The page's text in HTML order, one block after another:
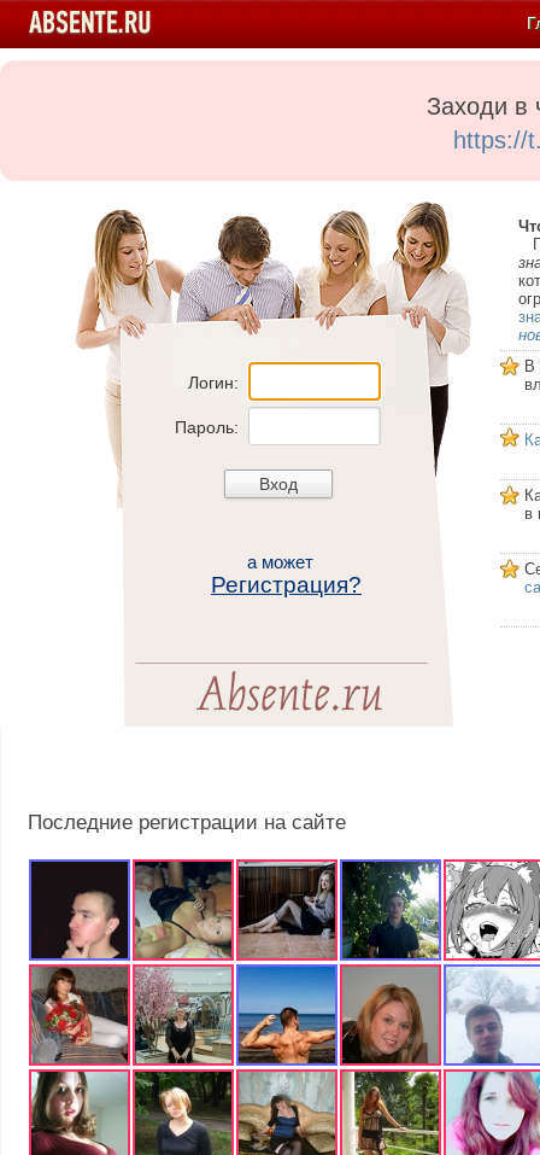
Заходи в
https://
Логин:
Пароль:
а может
Регистрация?
В
в
Последние регистрации на сайте